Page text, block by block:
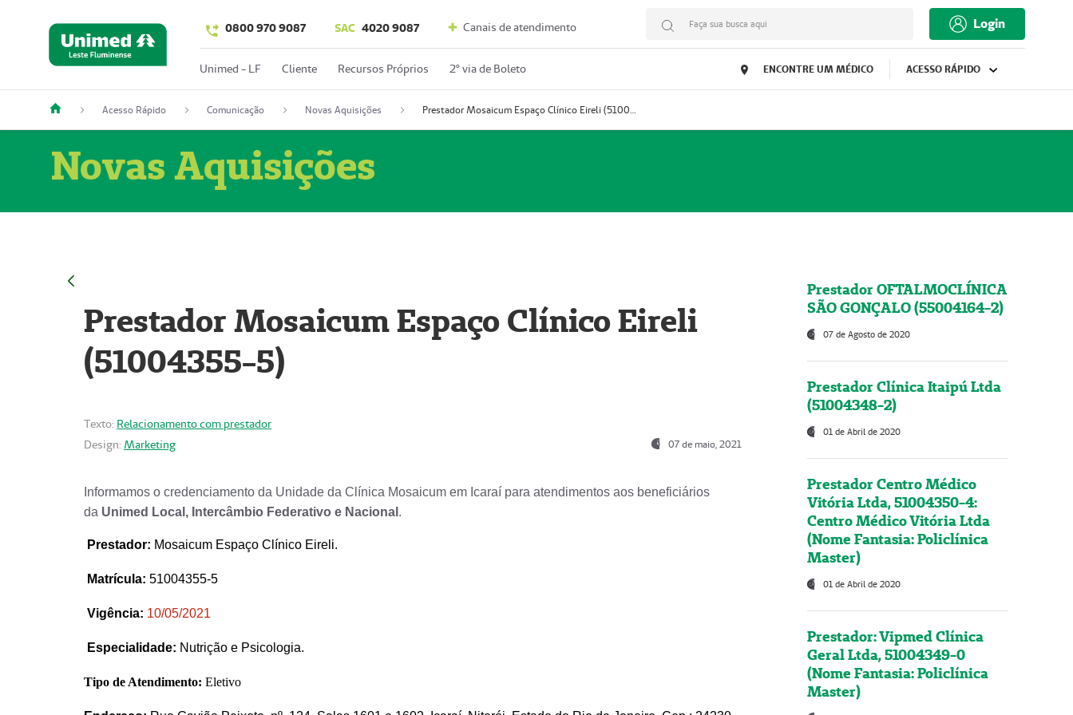
0800 970 9087 SAC 4020 9087 Canais de atendimento Faça sua busca aqui Login
Unimed - LF Cliente Recursos Próprios 2º via de Boleto ENCONTRE UM MÉDICO ACESSO RÁPIDO
Acesso Rápido Comunicação Novas Aquisições Prestador Mosaicum Espaço Clínico Eireli (51004355-5)
Novas Aquisições
Prestador Mosaicum Espaço Clínico Eireli
(51004355-5)
Texto: Relacionamento com prestador
Design: Marketing 07 de maio, 2021
Informamos o credenciamento da Unidade da Clínica Mosaicum em Icaraí para atendimentos aos beneficiários
da Unimed Local, Intercâmbio Federativo e Nacional .
Prestador: Mosaicum Espaço Clínico Eireli.
Matrícula: 51004355-5
Vigência: 10/05/2021
Especialidade: Nutrição e Psicologia.
Tipo de Atendimento: Eletivo
Prestador OFTALMOCLÍNICA
SÃO GONÇALO (55004164-2)
07 de Agosto de 2020
Prestador Clínica Itaipú Ltda
(51004348-2)
01 de Abril de 2020
Prestador Centro Médico
Vitória Ltda, 51004350-4:
Centro Médico Vitória Ltda
(Nome Fantasia: Policlínica
Master)
01 de Abril de 2020
Prestador: Vipmed Clínica
Geral Ltda, 51004349-0
(Nome Fantasia: Policlínica
Master)